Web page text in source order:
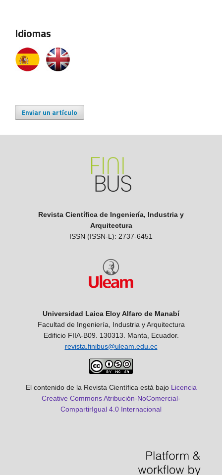
Idiomas
Enviar un artículo
Revista Científica de Ingeniería, Industria y
Arquitectura
ISSN (ISSN-L): 2737-6451
Universidad Laica Eloy Alfaro de Manabí
Facultad de Ingeniería, Industria y Arquitectura
Edificio FIIA-B09. 130313. Manta, Ecuador.
revista.finibus@uleam.edu.ec
El contenido de la Revista Científica está bajo Licencia
Creative Commons Atribución-NoComercial-
CompartirIgual 4.0 Internacional